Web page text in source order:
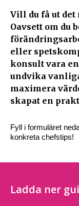
Vill du få ut det
Oavsett om du
eller
konsult vara
undvika
maximera
skapat en
Fyll i formuläret
konkreta chefstips!
Ladda ner